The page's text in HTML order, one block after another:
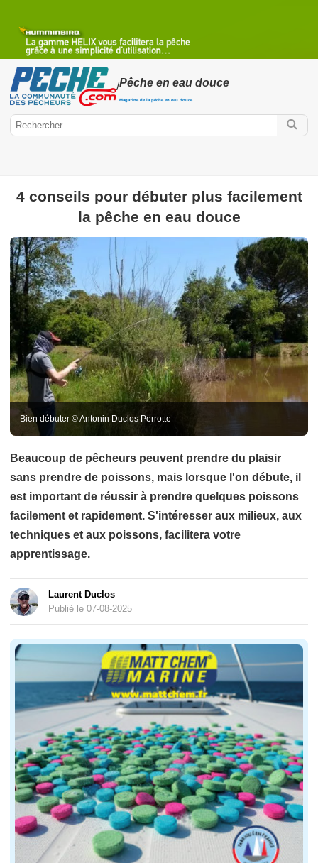
/Pêche en eau douce
Magazine de la pêche en eau douce
Pêche en eau douce
Mercury Fishing Cup
Poissons d'eau
douce Pêche des carnassiers Pêche à la mouche Pêche au
coup Pêche au Feeder ou Anglaise
4 conseils pour débuter plus facilement
la pêche en eau douce
Bien débuter © Antonin Duclos Perrotte
Beaucoup de pêcheurs peuvent prendre du plaisir
sans prendre de poissons, mais lorsque l'on débute, il
est important de réussir à prendre quelques poissons
facilement et rapidement. S'intéresser aux milieux, aux
techniques et aux poissons, facilitera votre
apprentissage.
Laurent Duclos
Publié le 07-08-2025